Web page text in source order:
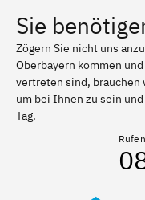
Sie
Zögern Sie nicht uns
Oberbayern kommen
vertreten sind, brauchen
um bei Ihnen zu sein
Tag.